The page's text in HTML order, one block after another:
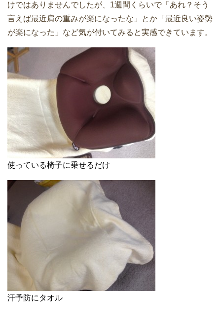
けではありませんでしたが、1週間くらいで「あれ？そう
言えば最近肩の重みが楽になったな」とか「最近良い姿勢
が楽になった」など気が付いてみると実感できています。
使っている椅子に乗せるだけ
汗予防にタオル